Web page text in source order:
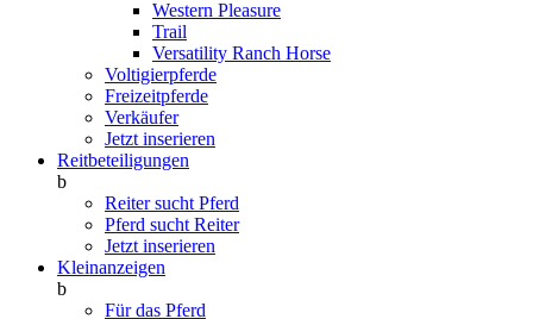
Western Pleasure
Trail
Versatility Ranch Horse
Voltigierpferde
Freizeitpferde
Verkäufer
Jetzt inserieren
Reitbeteiligungen
b
Reiter sucht Pferd
Pferd sucht Reiter
Jetzt inserieren
Kleinanzeigen
b
Für das Pferd